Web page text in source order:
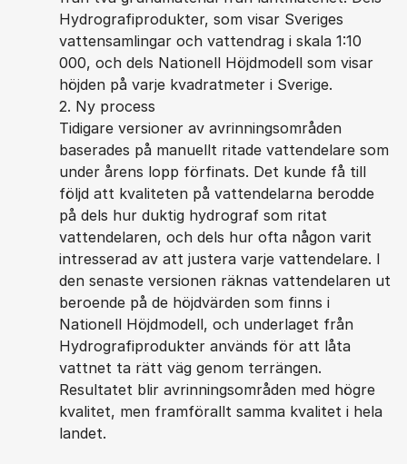
Hydrografiprodukter, som visar Sveriges
vattensamlingar och vattendrag i skala 1:10
000, och dels Nationell Höjdmodell som visar
höjden på varje kvadratmeter i Sverige.
2. Ny process
Tidigare versioner av avrinningsområden
baserades på manuellt ritade vattendelare som
under årens lopp förfinats. Det kunde få till
följd att kvaliteten på vattendelarna berodde
på dels hur duktig hydrograf som ritat
vattendelaren, och dels hur ofta någon varit
intresserad av att justera varje vattendelare. I
den senaste versionen räknas vattendelaren ut
beroende på de höjdvärden som finns i
Nationell Höjdmodell, och underlaget från
Hydrografiprodukter används för att låta
vattnet ta rätt väg genom terrängen.
Resultatet blir avrinningsområden med högre
kvalitet, men framförallt samma kvalitet i hela
landet.